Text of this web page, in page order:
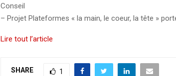
Conseil
– Projet Plateformes « la main, le coeur, la tête »
Lire tout l’article
SHARE 1